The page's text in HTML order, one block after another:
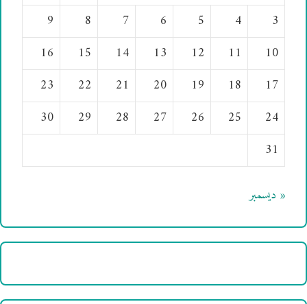
3
4
5
6
7
8
9
10
11
12
13
14
15
16
17
18
19
20
21
22
23
24
25
26
27
28
29
30
31
« ديسمبر